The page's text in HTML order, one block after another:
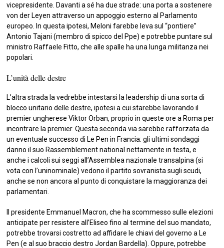
vicepresidente. Davanti a sé ha due strade: una porta a sostenere
von der Leyen attraverso un appoggio esterno al Parlamento
europeo. In questa ipotesi, Meloni farebbe leva sul “pontiere”
Antonio Tajani (membro di spicco del Ppe) e potrebbe puntare sul
ministro Raffaele Fitto, che alle spalle ha una lunga militanza nei
popolari.
L’unità delle destre
L’altra strada la vedrebbe intestarsi la leadership di una sorta di
blocco unitario delle destre, ipotesi a cui starebbe lavorando il
premier ungherese Viktor Orban, proprio in queste ore a Roma per
incontrare la premier. Questa seconda via sarebbe rafforzata da
un eventuale successo di Le Pen in Francia: gli ultimi sondaggi
danno il suo Rassemblement national nettamente in testa, e
anche i calcoli sui seggi all’Assemblea nazionale transalpina (si
vota con l’uninominale) vedono il partito sovranista sugli scudi,
anche se non ancora al punto di conquistare la maggioranza dei
parlamentari.
Il presidente Emmanuel Macron, che ha scommesso sulle elezioni
anticipate per resistere all’Eliseo fino al termine del suo mandato,
potrebbe trovarsi costretto ad affidare le chiavi del governo a Le
Pen (e al suo braccio destro Jordan Bardella). Oppure, potrebbe